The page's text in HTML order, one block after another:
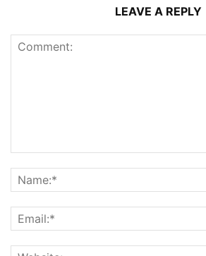
LEAVE A REPLY